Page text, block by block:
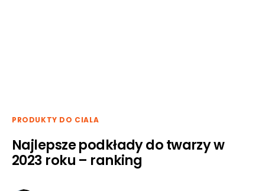
PRODUKTY DO CIALA
Najlepsze podkłady do twarzy w
2023 roku – ranking